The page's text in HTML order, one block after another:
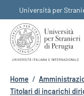
Università per
Briciole di
Home /
Titolari di incarichi